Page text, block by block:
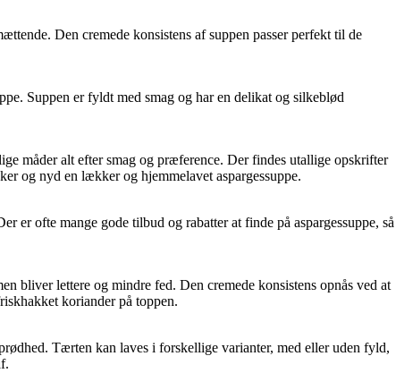
Den cremede konsistens af suppen passer perfekt til de
Suppen er fyldt med smag og har en delikat og silkeblød
måder alt efter smag og præference. Der findes utallige opskrifter
og nyd en lækker og hjemmelavet aspargessuppe.
er ofte mange gode tilbud og rabatter at finde på aspargessuppe, så
bliver lettere og mindre fed. Den cremede konsistens opnås ved at
koriander på toppen.
Tærten kan laves i forskellige varianter, med eller uden fyld,